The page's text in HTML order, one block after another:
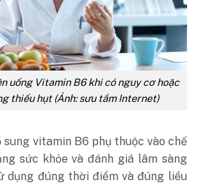
uống Vitamin B6 khi có nguy cơ hoặc
thiếu hụt (Ảnh: sưu tầm Internet)
sung vitamin B6 phụ thuộc vào chế
sức khỏe và đánh giá lâm sàng
dụng đúng thời điểm và đúng liều